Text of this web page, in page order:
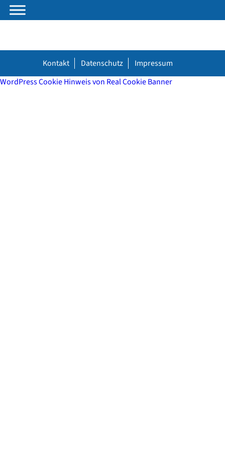
Kontakt Datenschutz
Impressum
WordPress Cookie Hinweis von Real Cookie Banner